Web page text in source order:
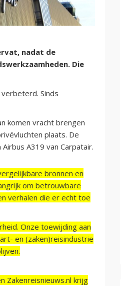
nadat de
Die
Sinds
komen vracht brengen
plaats. De
A319 van Carpatair.
bronnen en
om betrouwbare
verhalen die er echt toe
Onze toewijding aan
en (zaken)reisindustrie
Zakenreisnieuws.nl krijg